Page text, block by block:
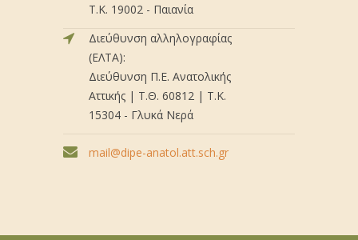
Τ.Κ. 19002 - Παιανία
Διεύθυνση αλληλογραφίας
(ΕΛΤΑ):
Διεύθυνση Π.Ε. Ανατολικής
Αττικής | Τ.Θ. 60812 | Τ.Κ.
15304 - Γλυκά Νερά
mail@dipe-anatol.att.sch.gr